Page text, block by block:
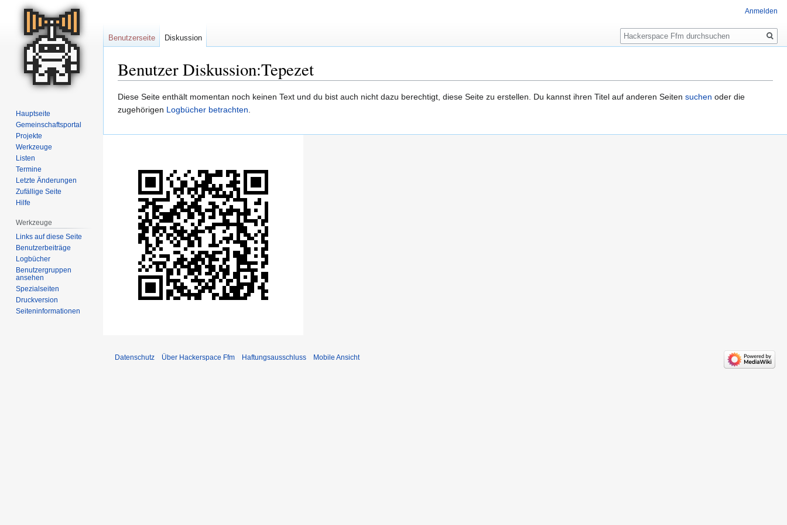
Benutzer Diskussion:Tepezet
Zur
Navigation
Zur
Suche
Diese Seite enthält momentan noch keinen Text und du bist auch nicht dazu berechtigt, diese Seite zu erstellen. Du kannst ihren Titel auf anderen Seiten suchen oder die
zugehörigen Logbücher betrachten.
Anmelden
Benutzerseite Diskussion
Suche
Hauptseite
Gemeinschafts­portal
Projekte
Werkzeuge
Listen
Termine
Letzte Änderungen
Zufällige Seite
Hilfe
Werkzeuge
Links auf diese Seite
Benutzerbeiträge
Logbücher
Benutzergruppen
ansehen
Spezialseiten
Druckversion
Seiten­informationen
Datenschutz Über Hackerspace Ffm Haftungsausschluss Mobile Ansicht